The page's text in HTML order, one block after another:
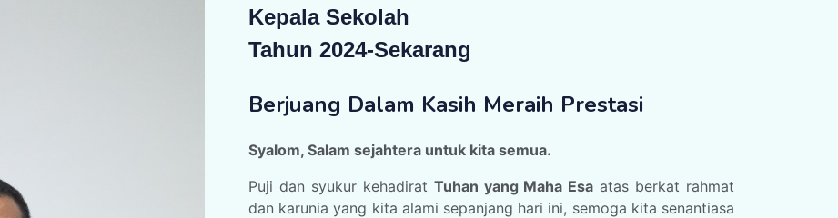
Kepala Sekolah
Tahun 2024-Sekarang
Berjuang Dalam Kasih Meraih Prestasi
Syalom, Salam sejahtera untuk kita semua.
Puji dan syukur kehadirat Tuhan yang Maha Esa atas berkat rahmat
dan karunia yang kita alami sepanjang hari ini, semoga kita senantiasa